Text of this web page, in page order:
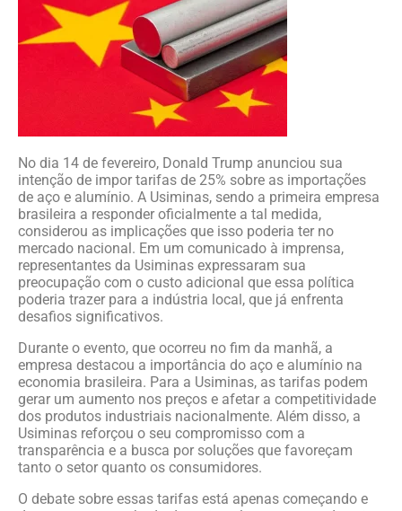
No dia 14 de fevereiro, Donald Trump anunciou sua
intenção de impor tarifas de 25% sobre as importações
de aço e alumínio. A Usiminas, sendo a primeira empresa
brasileira a responder oficialmente a tal medida,
considerou as implicações que isso poderia ter no
mercado nacional. Em um comunicado à imprensa,
representantes da Usiminas expressaram sua
preocupação com o custo adicional que essa política
poderia trazer para a indústria local, que já enfrenta
desafios significativos.
Durante o evento, que ocorreu no fim da manhã, a
empresa destacou a importância do aço e alumínio na
economia brasileira. Para a Usiminas, as tarifas podem
gerar um aumento nos preços e afetar a competitividade
dos produtos industriais nacionalmente. Além disso, a
Usiminas reforçou o seu compromisso com a
transparência e a busca por soluções que favoreçam
tanto o setor quanto os consumidores.
O debate sobre essas tarifas está apenas começando e